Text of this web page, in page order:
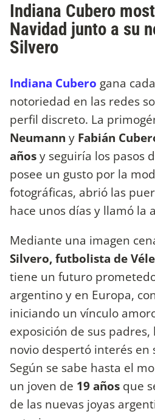
Indiana Cubero
Navidad junto a su
Silvero
Indiana Cubero gana
notoriedad en las redes
perfil discreto. La
Neumann y Fabián
añosy seguiría los pasos
posee un gusto por la
fotográficas, abrió las
hace unos días y llamó la
Mediante una imagen
Silvero, futbolista de
tiene un futuro
argentino y en Europa,
iniciando un vínculo
exposición de sus
novio despertó interés en
Según se sabe hasta el
un joven de 19 años que
de las nuevas joyas